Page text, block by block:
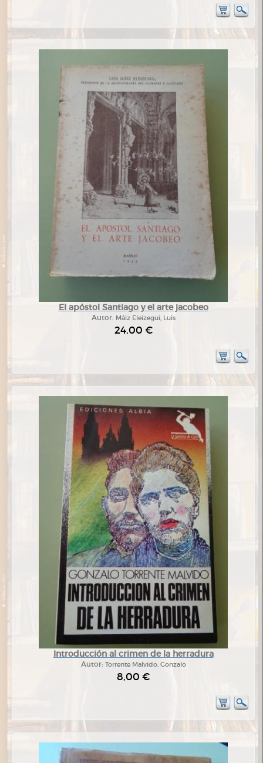
El apóstol Santiago y el arte jacobeo
Autor: Máiz Eleizegui, Luis
24,00 €
Introducción al crimen de la herradura
Autor: Torrente Malvido, Gonzalo
8,00 €